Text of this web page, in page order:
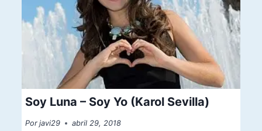
Soy Luna – Soy Yo (Karol Sevilla)
Por javi29 abril 29, 2018